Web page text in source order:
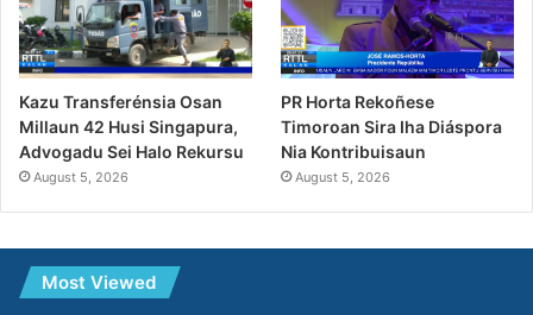
Kazu Transferénsia Osan
Millaun 42 Husi Singapura,
Advogadu Sei Halo Rekursu
August 5, 2026
PR Horta Rekoñese
Timoroan Sira Iha Diáspora
Nia Kontribuisaun
August 5, 2026
Most Viewed